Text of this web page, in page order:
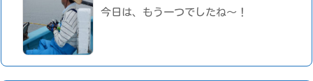
今日は、もう一つでしたね～！